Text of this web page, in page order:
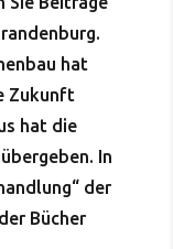
hat
Zukunft
hat die
In
der
Bücher